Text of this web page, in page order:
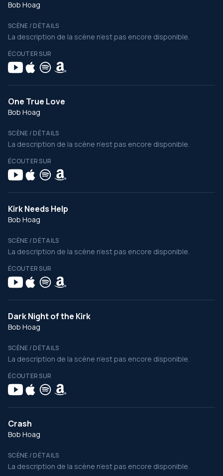
Bob Hoag
SCÈNE / DÉTAILS
La description de la scène n’est pas encore disponible.
ÉCOUTER SUR
One True Love
Bob Hoag
SCÈNE / DÉTAILS
La description de la scène n’est pas encore disponible.
ÉCOUTER SUR
Kirk Needs Help
Bob Hoag
SCÈNE / DÉTAILS
La description de la scène n’est pas encore disponible.
ÉCOUTER SUR
Dark Night of the Kirk
Bob Hoag
SCÈNE / DÉTAILS
La description de la scène n’est pas encore disponible.
ÉCOUTER SUR
Crash
Bob Hoag
SCÈNE / DÉTAILS
La description de la scène n’est pas encore disponible.